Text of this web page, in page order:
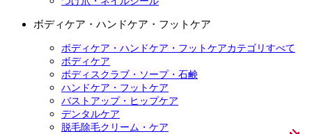
ボディケア・ハンドケア・フットケア
ボディケア・ハンドケア・フットケアカテゴリすべて
ボディケア
ボディスクラブ・ソープ・石鹸
ハンドケア・フットケア
バストアップ・ヒップケア
デンタルケア
脱毛除毛クリーム・ケア